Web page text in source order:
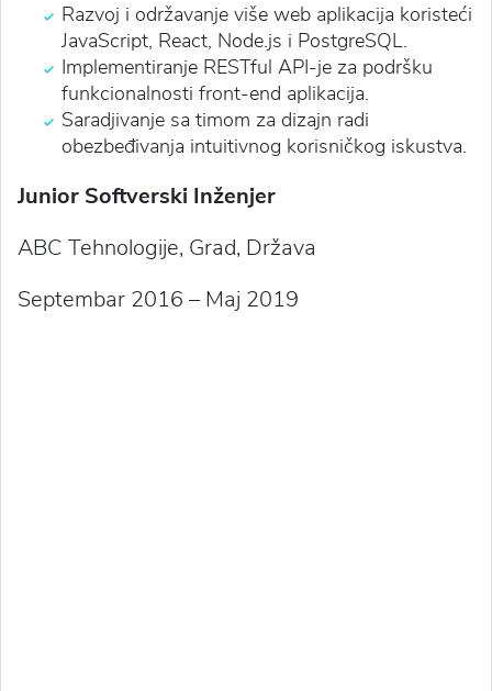
Razvoj i održavanje više web aplikacija koristeći
JavaScript, React, Node.js i PostgreSQL.
Implementiranje RESTful API-je za podršku
funkcionalnosti front-end aplikacija.
Saradjivanje sa timom za dizajn radi
obezbeđivanja intuitivnog korisničkog iskustva.
Junior Softverski Inženjer
ABC Tehnologije, Grad, Država
Septembar 2016 – Maj 2019